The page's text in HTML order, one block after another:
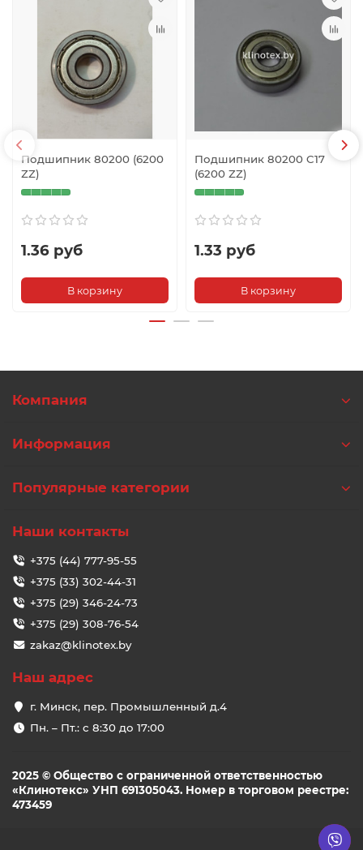
Подшипник 80200 (6200
ZZ)
1.36 руб
В корзину
Подшипник 80200 C17
(6200 ZZ)
1.33 руб
В корзину
Компания
Информация
Популярные категории
Наши контакты
+375 (44) 777-95-55
+375 (33) 302-44-31
+375 (29) 346-24-73
+375 (29) 308-76-54
zakaz@klinotex.by
Наш адрес
г. Минск, пер. Промышленный д.4
Пн. – Пт.: с 8:30 до 17:00
2025 © Общество с ограниченной ответственностью
«Клинотекс» УНП 691305043. Номер в торговом реестре:
473459